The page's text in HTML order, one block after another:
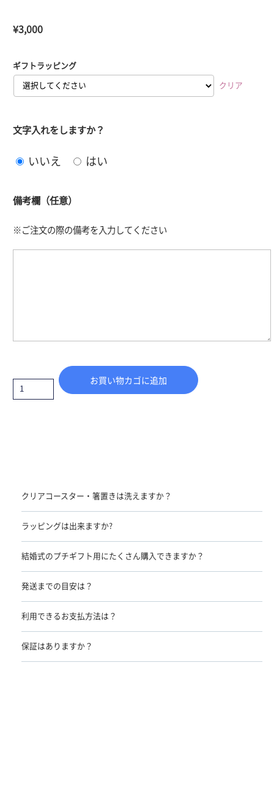
¥3,000
ギフトラッピング
クリア
文字入れをしますか？
いいえ はい
備考欄（任意）
※ご注文の際の備考を入力してください
お買い物カゴに追加
クリアコースター・箸置きは洗えますか？
ラッピングは出来ますか?
結婚式のプチギフト用にたくさん購入できますか？
発送までの目安は？
利用できるお支払方法は？
保証はありますか？